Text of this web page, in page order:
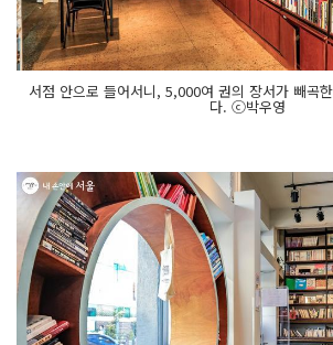
서점 안으로 들어서니, 5,000여 권의 장서가 빼곡
다. ⓒ박우영